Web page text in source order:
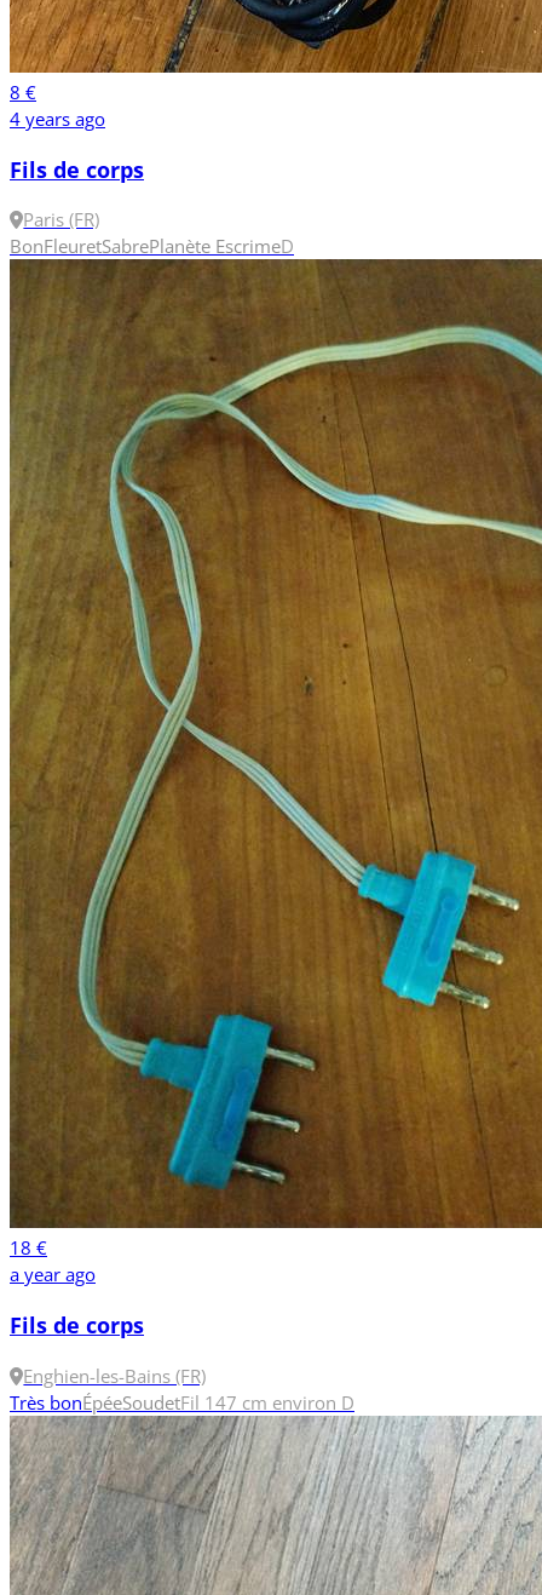
8 €
4 years ago
Fils de corps
Paris (FR)
BonFleuretSabrePlanète EscrimeD
18 €
a year ago
Fils de corps
Enghien-les-Bains (FR)
Très bonÉpéeSoudetFil 147 cm environ D